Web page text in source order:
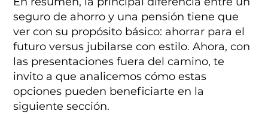
seguro de ahorro y una pensión tiene que
ver con su propósito básico: ahorrar para el
futuro versus jubilarse con estilo. Ahora, con
las presentaciones fuera del camino, te
invito a que analicemos cómo estas
opciones pueden beneficiarte en la
siguiente sección.